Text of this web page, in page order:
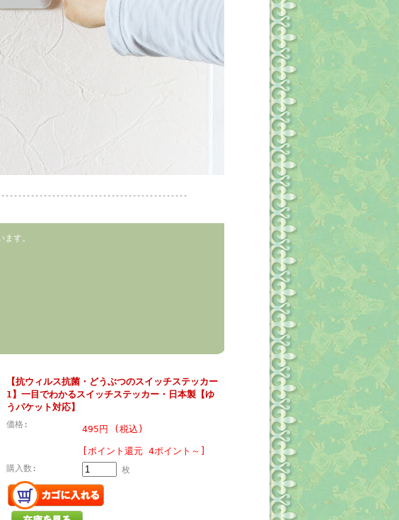
す。
【抗ウィルス抗菌・どうぶつのスイッチステッカー
1】一目でわかるスイッチステッカー・日本製【ゆ
うパケット対応】
価格: 495円 (税込)
[ポイント還元 4ポイント～]
購入数: 枚